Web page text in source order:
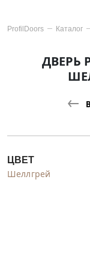
ProfilDoors Каталог
ДВЕРЬ
ЦВЕТ
Шеллгрей